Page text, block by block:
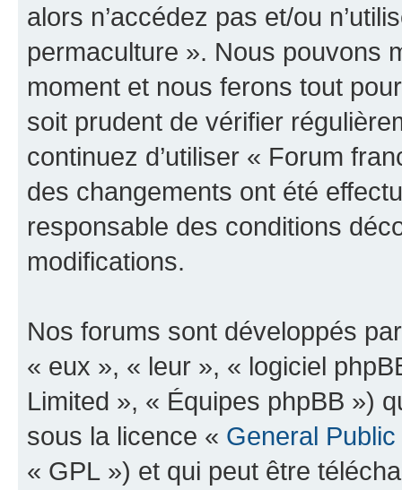
alors n’accédez pas et/ou
permaculture ». Nous pouvons
moment et nous ferons tout
soit prudent de vérifier
continuez d’utiliser « Forum
des changements ont été
responsable des conditions
modifications.
Nos forums sont développés
« eux », « leur », « logiciel
Limited », « Équipes phpBB »)
sous la licence « General
« GPL ») et qui peut être